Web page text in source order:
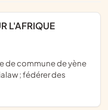
; fédérer des